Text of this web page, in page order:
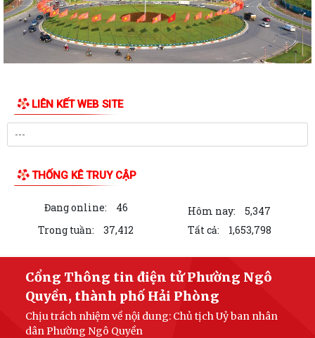
PHƯỜNG NGÔ QUYỀN THĂM HỎI, TẶNG QUÀ GIA ĐÌNH CHÍNH SÁCH,
NGƯỜI CÓ CÔNG NHÂN DỊP 27/7
PHƯỜNG NGÔ QUYỀN VIẾNG NGHĨA TRANG LIỆT SĨ NHÂN KỶ NIỆM 79
NĂM NGÀY THƯƠNG BINH LIỆT SĨ 27/7
UBND PHƯỜNG NGÔ QUYỀN THÔNG BÁO THỜI GIAN TỔ CHỨC HỘI
NGHỊ ĐỐI THOẠI DOANH NGHIỆP, HỘ KINH DOANH,...
PHƯỜNG NGÔ QUYỀN TỔ CHỨC GIAO BAN TỔ DÂN PHỐ SAU SẮP XẾP,
HỘI ĐỒNG NHÂN DÂN PHƯỜNG NGÔ QUYỀN THÔNG BÁO KẾT QUẢ KỲ
PHƯỜNG NGÔ QUYỀN TUYÊN TRUYỀN VẬN ĐỘNG TỔ CHỨC, CÁ NHÂN
Kỳ họp thứ 4 HĐND Phường Ngô Quyền: Phân bổ bổ sung hơn 38 tỷ
đồng vốn đầu tư công
KẾ HOẠCH TỔ CHỨC TIẾP CÔNG DÂN 6 THÁNG CUỐI NĂM 2026 CỦA
THƯỜNG TRỰC HĐND, ĐẠI BIỂU HĐND PHƯỜNG...
LIÊN KẾT WEB SITE
THỐNG KÊ TRUY CẬP
Đang online: 46 Hôm nay:
5,347
Trong tuần:
37,412 Tất cả: 1,653,798
Cổng Thông tin điện tử Phường Ngô
Quyền, thành phố Hải Phòng
Chịu trách nhiệm về nội dung: Chủ tịch Uỷ ban nhân
dân Phường Ngô Quyền